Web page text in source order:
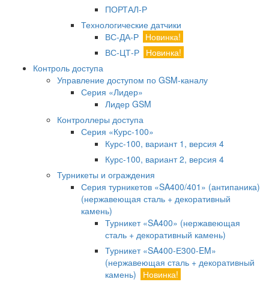
ПОРТАЛ-Р
Технологические датчики
ВС-ДА-Р Новинка!
ВС-ЦТ-Р Новинка!
Контроль доступа
Управление доступом по GSM-каналу
Серия «Лидер»
Лидер GSM
Контроллеры доступа
Серия «Курс-100»
Курс-100, вариант 1, версия 4
Курс-100, вариант 2, версия 4
Турникеты и ограждения
Серия турникетов «SA400/401» (антипаника)
(нержавеющая сталь + декоративный
камень)
Турникет «SA400» (нержавеющая
сталь + декоративный камень)
Турникет «SA400-Е300-EM»
(нержавеющая сталь + декоративный
камень)
Новинка!